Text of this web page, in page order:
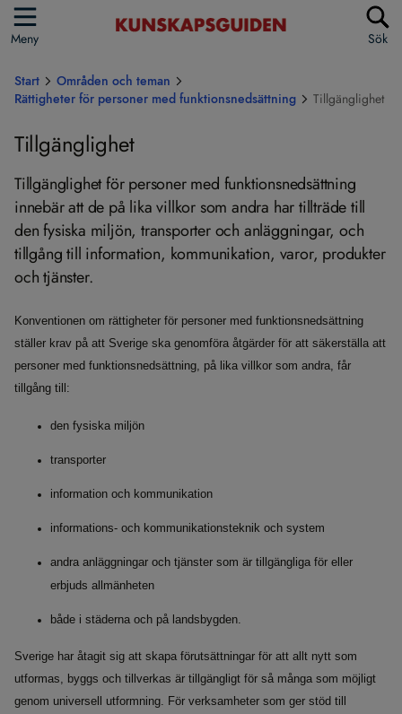
Meny Sök
Start
Områden och teman
Rättigheter för personer med funktionsnedsättning
Tillgänglighet
Tillgänglighet
Tillgänglighet för personer med funktionsnedsättning
innebär att de på lika villkor som andra har tillträde till
den fysiska miljön, transporter och anläggningar, och
tillgång till information, kommunikation, varor, produkter
och tjänster.
Konventionen om rättigheter för personer med funktionsnedsättning
ställer krav på att Sverige ska genomföra åtgärder för att säkerställa att
personer med funktionsnedsättning, på lika villkor som andra, får
tillgång till:
den fysiska miljön
transporter
information och kommunikation
informations- och kommunikationsteknik och system
andra anläggningar och tjänster som är tillgängliga för eller
erbjuds allmänheten
både i städerna och på landsbygden.
Sverige har åtagit sig att skapa förutsättningar för att allt nytt som
utformas, byggs och tillverkas är tillgängligt för så många som möjligt
genom universell utformning. För verksamheter som ger stöd till